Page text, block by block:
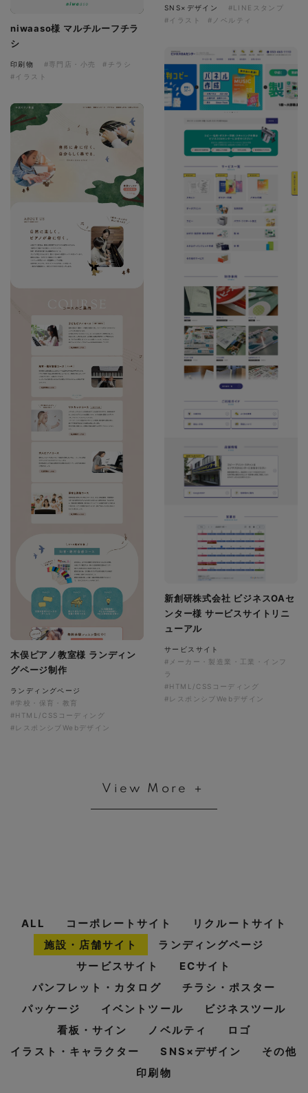
niwaaso様 マルチルーフチラ
シ
印刷物 #専門店・小売
#チラシ
#イラスト
SNS×デザイン
#LINEスタンプ
#イラスト
#ノベルティ
新創研株式会社 ビジネスOAセ
ンター様 サービスサイトリニ
ューアル
サービスサイト
#メーカー・製造業・工業・インフ
ラ
#HTML/CSSコーディング
#レスポンシブWebデザイン
木俣ピアノ教室様 ランディン
グページ制作
ランディングページ
#学校・保育・教育
#HTML/CSSコーディング
#レスポンシブWebデザイン
View More ＋
ALL コーポレートサイト
リクルートサイト
施設・店舗サイト
ランディングページ
サービスサイト
ECサイト
パンフレット・カタログ
チラシ・ポスター
パッケージ
イベントツール
ビジネスツール
看板・サイン
ノベルティ
ロゴ
イラスト・キャラクター
SNS×デザイン
その他
印刷物